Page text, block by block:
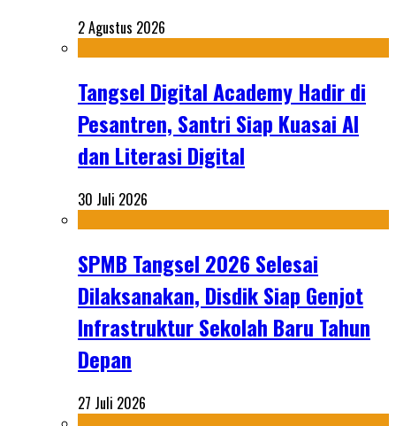
2 Agustus 2026
Tangsel Digital Academy Hadir di
Pesantren, Santri Siap Kuasai AI
dan Literasi Digital
30 Juli 2026
SPMB Tangsel 2026 Selesai
Dilaksanakan, Disdik Siap Genjot
Infrastruktur Sekolah Baru Tahun
Depan
27 Juli 2026